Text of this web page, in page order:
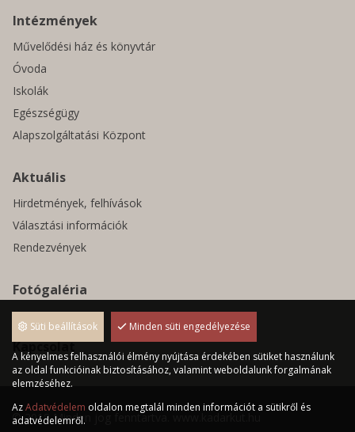
Intézmények
Művelődési ház és könyvtár
Óvoda
Iskolák
Egészségügy
Alapszolgáltatási Központ
Aktuális
Hirdetmények, felhívások
Választási információk
Rendezvények
Fotógaléria
Pályázatok
Kapcsolat
© 2018 Minden jog fenntartva. www.kadarkut.hu
Süti beállítások Minden süti engedélyezése
A kényelmes felhasználói élmény nyújtása érdekében sütiket használunk
az oldal funkcióinak biztosításához, valamint weboldalunk forgalmának
elemzéséhez.
AzAdatvédelem oldalon megtalál minden információt a sütikről és
adatvédelemről.